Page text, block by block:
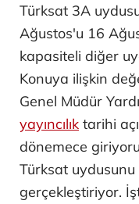
Türksat 3A
Ağustos'u 16
kapasiteli diğer
Konuya ilişkin
Genel Müdür
yayıncılık tarihi
dönemece
Türksat uydusunu
gerçekleştiriyor.